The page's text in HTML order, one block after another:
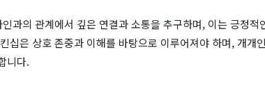
과의 관계에서 깊은 연결과 소통을 추구하며, 이는 긍정적
십은 상호 존중과 이해를 바탕으로 이루어져야 하며, 개개
니다.